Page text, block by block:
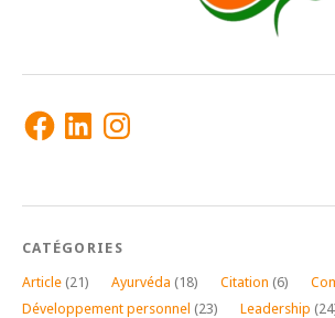
FacebookLinkedInInstagram
CATÉGORIES
Article (21) Ayurvéda (18) Citation (6)
Développement personnel (23) Leadership